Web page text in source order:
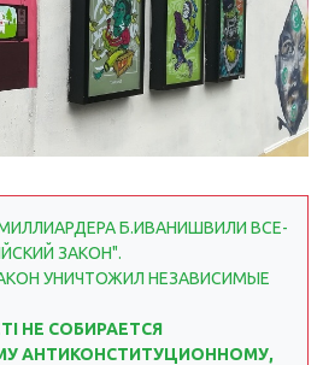
Б.ИВАНИШВИЛИ ВСЕ-
ЗАКОН".
УНИЧТОЖИЛ НЕЗАВИСИМЫЕ
НЕ СОБИРАЕТСЯ
АНТИКОНСТИТУЦИОННОМУ,